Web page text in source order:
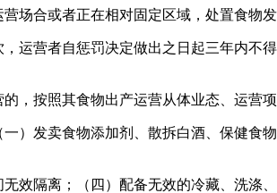
合或者正在相对固定区域，处置食物发
营者自惩罚决定做出之日起三年内不
按照其食物出产运营从体业态、运营项
发卖食物添加剂、散拆白酒、保健食
隔离；（四）配备无效的冷藏、洗涤、